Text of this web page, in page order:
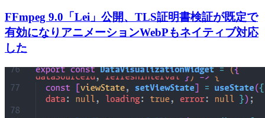
FFmpeg 9.0「Lei」公開、TLS証明書検証が既定で
有効になりアニメーションWebPもネイティブ対応
した